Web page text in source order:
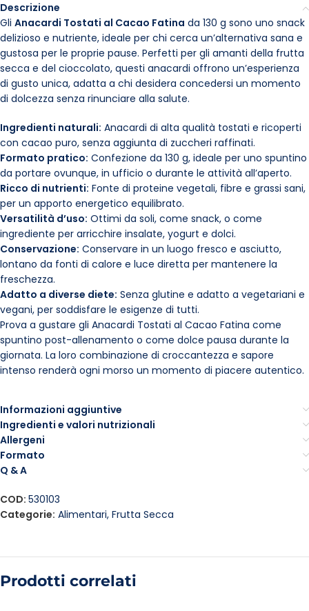
Descrizione
Gli Anacardi Tostati al Cacao Fatina da 130 g sono uno snack
delizioso e nutriente, ideale per chi cerca un’alternativa sana e
gustosa per le proprie pause. Perfetti per gli amanti della frutta
secca e del cioccolato, questi anacardi offrono un’esperienza
di gusto unica, adatta a chi desidera concedersi un momento
di dolcezza senza rinunciare alla salute.
Ingredienti naturali: Anacardi di alta qualità tostati e ricoperti
con cacao puro, senza aggiunta di zuccheri raffinati.
Formato pratico: Confezione da 130 g, ideale per uno spuntino
da portare ovunque, in ufficio o durante le attività all’aperto.
Ricco di nutrienti: Fonte di proteine vegetali, fibre e grassi sani,
per un apporto energetico equilibrato.
Versatilità d’uso: Ottimi da soli, come snack, o come
ingrediente per arricchire insalate, yogurt e dolci.
Conservazione: Conservare in un luogo fresco e asciutto,
lontano da fonti di calore e luce diretta per mantenere la
freschezza.
Adatto a diverse diete: Senza glutine e adatto a vegetariani e
vegani, per soddisfare le esigenze di tutti.
Prova a gustare gli Anacardi Tostati al Cacao Fatina come
spuntino post-allenamento o come dolce pausa durante la
giornata. La loro combinazione di croccantezza e sapore
intenso renderà ogni morso un momento di piacere autentico.
Informazioni aggiuntive
Ingredienti e valori nutrizionali
Allergeni
Formato
Q & A
COD: 530103
Categorie: Alimentari, Frutta Secca
Prodotti correlati